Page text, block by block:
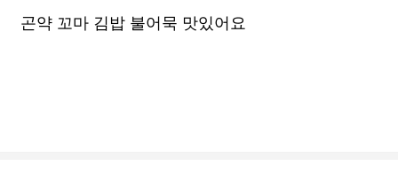
곤약 꼬마 김밥 불어묵 맛있어요